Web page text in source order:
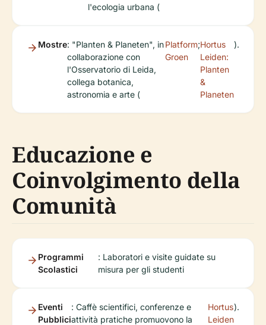
l'ecologia urbana (
Mostre: "Planten & Planeten", in
collaborazione con
l'Osservatorio di Leida,
collega botanica,
astronomia e arte (
Platform
Groen
;Hortus
Leiden:
Planten
&
Planeten
).
Educazione e
Coinvolgimento della
Comunità
Programmi
Scolastici
: Laboratori e visite guidate su
misura per gli studenti
Eventi
Pubblici
: Caffè scientifici, conferenze e
attività pratiche promuovono la
Hortus
Leiden
).